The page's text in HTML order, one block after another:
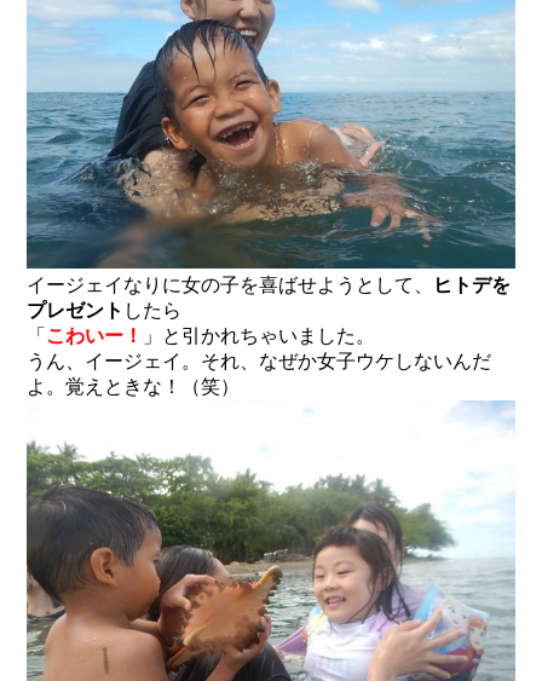
イージェイなりに女の子を喜ばせようとして、
ヒトデを
プレゼント したら
「 こわいー！
」と引かれちゃいました。
うん、イージェイ。それ、なぜか女子ウケしないんだ
よ。覚えときな！（笑）